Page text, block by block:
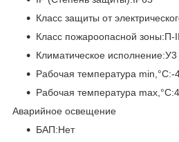
Класс защиты от
Класс пожароопасной зоны:П-
Климатическое исполнение:У3
Рабочая температура min,°C:-
Рабочая температура
Аварийное освещение
БАП:Нет